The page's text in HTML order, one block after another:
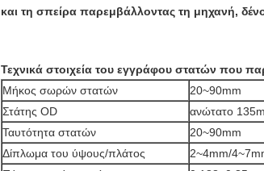
και τη σπείρα παρεμβάλλοντας τη μηχανή,
Τεχνικά στοιχεία του εγγράφου στατών που
Μήκος σωρών στατών
20~90mm
Στάτης OD
ανώτατο
Ταυτότητα στατών
20~90mm
Δίπλωμα του ύψους/πλάτος
2~4mm/